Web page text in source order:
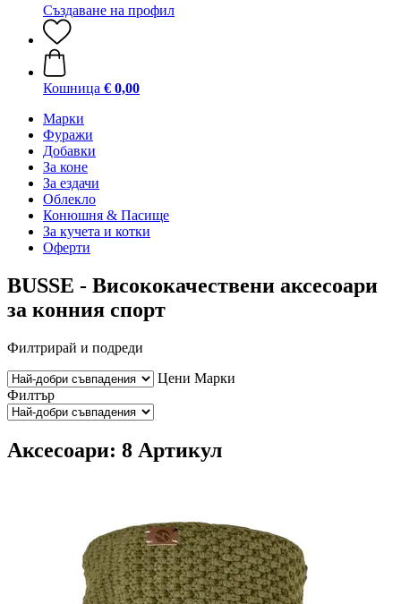
Създаване на профил
Кошница € 0,00
Марки
Фуражи
Добавки
За коне
За ездачи
Облекло
Конюшня & Пасище
За кучета и котки
Оферти
BUSSE - Висококачествени аксесоари
за конния спорт
Филтрирай и подреди
Цени Марки
Филтър
Аксесоари: 8 Артикул